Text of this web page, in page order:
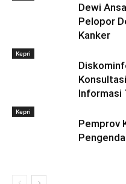
Dewi
Pelopor
Kanker
Kepri
Informasi
Kepri
Pemprov